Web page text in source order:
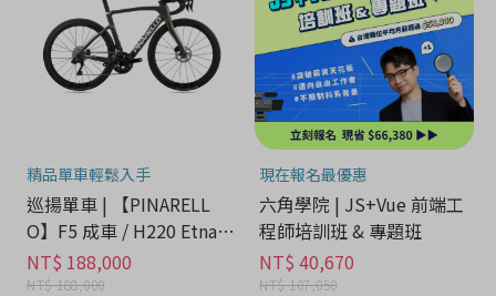
精品單車輕鬆入手
巡揚單車 | 【PINARELL
O】F5 成車 / H220 Etna B
lack Matt
NT$ 188,000
NT$ 188,000
現在報名最優惠
六角學院 | JS+Vue 前端工
程師培訓班 & 專題班
NT$ 40,670
NT$ 107,050